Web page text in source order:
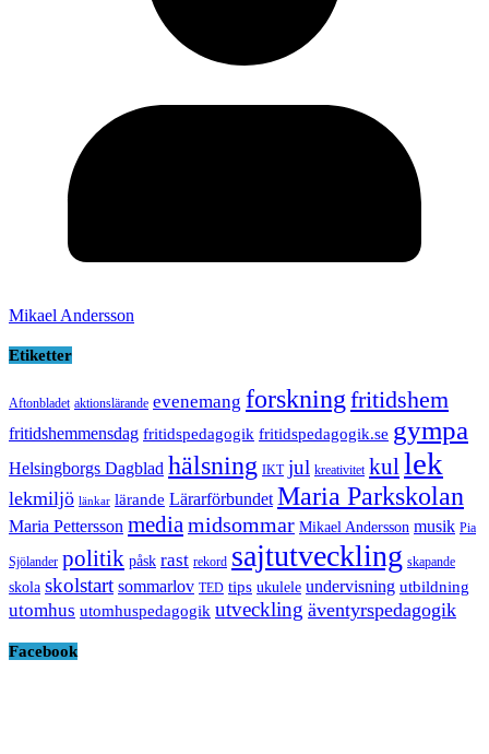
Mikael Andersson
Etiketter
Aftonbladet aktionslärande evenemang forskning fritidshem
fritidshemmensdag fritidspedagogik fritidspedagogik.se gympa
Helsingborgs Dagblad hälsning IKT jul kreativitet kul lek
lekmiljö länkar lärande Lärarförbundet Maria Parkskolan
Maria Pettersson media midsommar Mikael Andersson musik Pia
Sjölander politik påsk rast rekord sajtutveckling skapande
skola skolstart sommarlov TED tips ukulele undervisning utbildning
utomhus utomhuspedagogik utveckling äventyrspedagogik
Facebook